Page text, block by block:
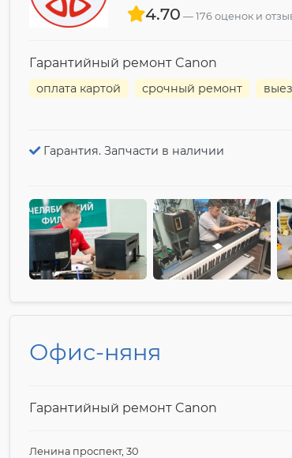
4.70 176 оценок и
Гарантийный ремонт Canon
оплата картой срочный ремонт
Гарантия. Запчасти в наличии
Офис-няня
Гарантийный ремонт Canon
Ленина проспект, 30